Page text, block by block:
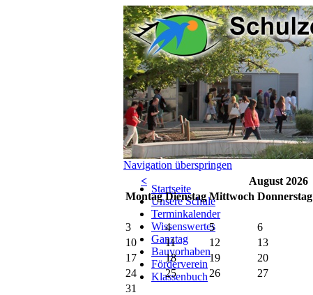
Navigation überspringen
Startseite
Unsere Schule
Terminkalender
Wissenswertes
Ganztag
Bauvorhaben
Förderverein
Klassenbuch
< August 2026
Montag Dienstag Mittwoch Donnerstag
3
4 5 6
10
11 12 13
17
18 19 20
24
25 26 27
31